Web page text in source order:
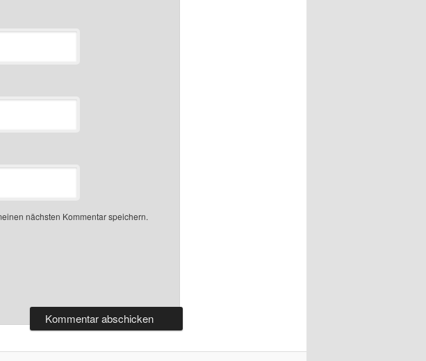
nächsten Kommentar speichern.